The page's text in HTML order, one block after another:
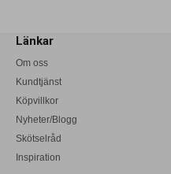
Länkar
Om oss
Kundtjänst
Köpvillkor
Nyheter/Blogg
Skötselråd
Inspiration